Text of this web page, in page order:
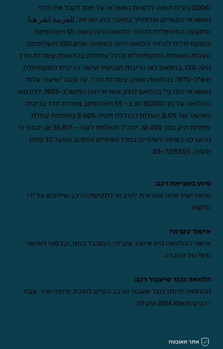
(2006) בע"מ תפנה ללשכת האשראי על מנת לקבל את נתוני
האשראי המצויים אודותייך במאגר בנק ישראל. للعربية انقر هنا.
התקופה המינימלית להחזר הלוואה הינה כשנה (12 תשלומים)
והמקסימלית להחזר הלוואה הינה כשמונה שנים (100 תשלומים).
העלות השנתית המקסימלית (כולל עמלות) בהלוואות צמודות מדד
הינה 13%, בהתאם לצו הריבית (קביעת שיעור הריבית המקסימלי),
תש"ל-1970. בהלוואת שאינן צמודות מדד, עד גובה "שיעור עלות
האשראי המרבי" בהתאם לחוק אשראי הוגן התשנ"ג-1993. לדוגמא:
בהלוואה על סך 30,000 ₪, ב- 55 תשלומים, צמודת מדד בריבית
בשיעור של 8.5%, העלות הכוללת תהיה 9.66% בתוספת עמלת
פתיחת תיק בסך 490 ₪. *סה"כ תשלומי לקוח – 36,817 ₪. יובהר כי
ההערכה כפופה לשינויים במדד ושינויים נוספים. אפעל 35 פתח
תקווה, 03-7215555
.
סיוע במציאת רכב:
מימון ישיר אינה אחראית לטיב או לתקינות הרכב שיירכש על ידי
הלקוח.
אישור עקרוני:
אישור ההלוואה הינו אישור עקרוני, המוגבל בזמן, ובכפוף לאישור
סופי של החברה.
הלוואה כנגד שיעבוד רכב:
ההלוואה תינתן כנגד שעבוד הרכב הקיים לטובת מימון ישיר. עבור
רכבים משנת 2014 ומעלה.
אתר מאובטח